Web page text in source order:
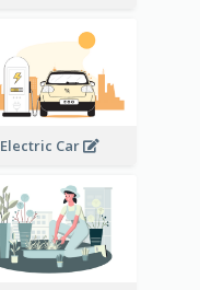
Electric Car